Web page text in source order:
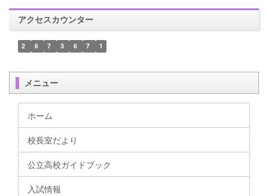
アクセスカウンター
2 6 7 3 6 7 1
メニュー
ホーム
校長室だより
公立高校ガイドブック
入試情報